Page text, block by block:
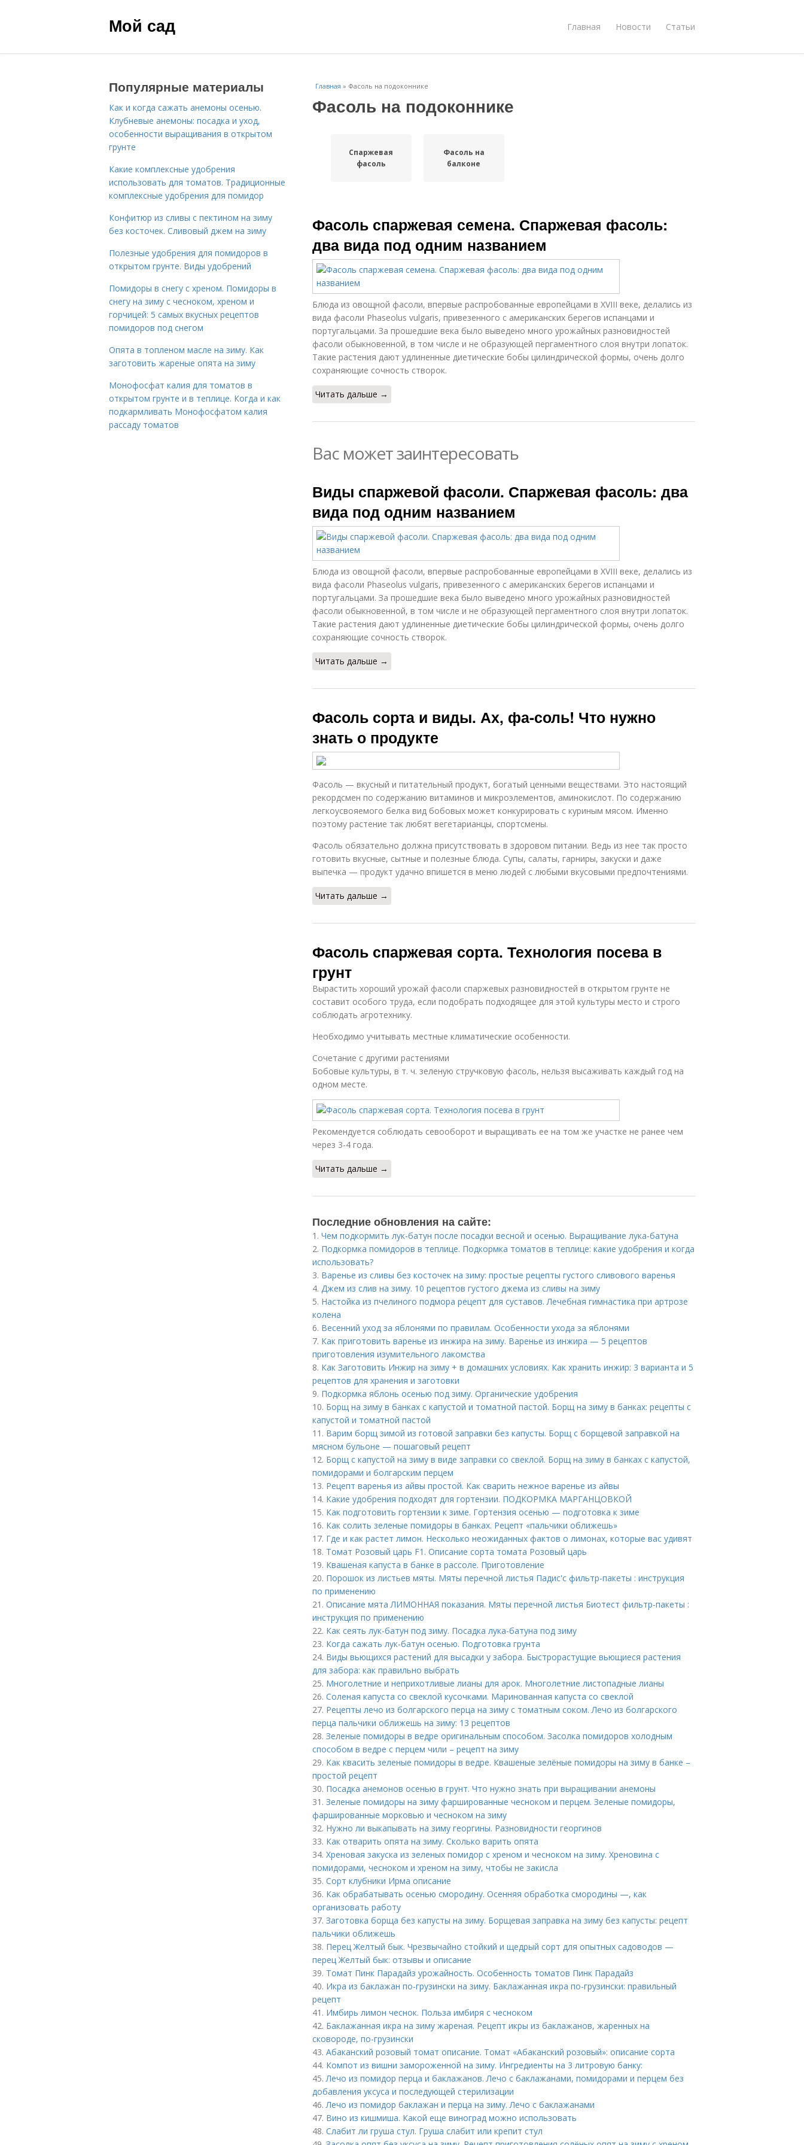
Мой сад Главная Новости Статьи
Главная » Фасоль на подоконнике
Фасоль на подоконнике
Спаржевая
фасоль
Фасоль на
балконе
Фасоль спаржевая семена. Спаржевая фасоль:
два вида под одним названием
Блюда из овощной фасоли, впервые распробованные европейцами в XVIII веке, делались из
вида фасоли Phaseolus vulgaris, привезенного с американских берегов испанцами и
португальцами. За прошедшие века было выведено много урожайных разновидностей
фасоли обыкновенной, в том числе и не образующей пергаментного слоя внутри лопаток.
Такие растения дают удлиненные диетические бобы цилиндрической формы, очень долго
сохраняющие сочность створок.
Читать дальше →
Вас может заинтересовать
Виды спаржевой фасоли. Спаржевая фасоль: два
вида под одним названием
Блюда из овощной фасоли, впервые распробованные европейцами в XVIII веке, делались из
вида фасоли Phaseolus vulgaris, привезенного с американских берегов испанцами и
португальцами. За прошедшие века было выведено много урожайных разновидностей
фасоли обыкновенной, в том числе и не образующей пергаментного слоя внутри лопаток.
Такие растения дают удлиненные диетические бобы цилиндрической формы, очень долго
сохраняющие сочность створок.
Читать дальше →
Фасоль сорта и виды. Ах, фа-соль! Что нужно
знать о продукте
Фасоль — вкусный и питательный продукт, богатый ценными веществами. Это настоящий
рекордсмен по содержанию витаминов и микроэлементов, аминокислот. По содержанию
легкоусвояемого белка вид бобовых может конкурировать с куриным мясом. Именно
поэтому растение так любят вегетарианцы, спортсмены.
Фасоль обязательно должна присутствовать в здоровом питании. Ведь из нее так просто
готовить вкусные, сытные и полезные блюда. Супы, салаты, гарниры, закуски и даже
выпечка — продукт удачно впишется в меню людей с любыми вкусовыми предпочтениями.
Читать дальше →
Фасоль спаржевая сорта. Технология посева в
грунт
Вырастить хороший урожай фасоли спаржевых разновидностей в открытом грунте не
составит особого труда, если подобрать подходящее для этой культуры место и строго
соблюдать агротехнику.
Необходимо учитывать местные климатические особенности.
Сочетание с другими растениями
Бобовые культуры, в т. ч. зеленую стручковую фасоль, нельзя высаживать каждый год на
одном месте.
Рекомендуется соблюдать севооборот и выращивать ее на том же участке не ранее чем
через 3-4 года.
Читать дальше →
Последние обновления на сайте:
1. Чем подкормить лук-батун после посадки весной и осенью. Выращивание лука-батуна
2. Подкормка помидоров в теплице. Подкормка томатов в теплице: какие удобрения и когда
использовать?
3. Варенье из сливы без косточек на зиму: простые рецепты густого сливового варенья
4. Джем из слив на зиму. 10 рецептов густого джема из сливы на зиму
5. Настойка из пчелиного подмора рецепт для суставов. Лечебная гимнастика при артрозе
колена
6. Весенний уход за яблонями по правилам. Особенности ухода за яблонями
7. Как приготовить варенье из инжира на зиму. Варенье из инжира — 5 рецептов
приготовления изумительного лакомства
8. Как Заготовить Инжир на зиму + в домашних условиях. Как хранить инжир: 3 варианта и 5
рецептов для хранения и заготовки
9. Подкормка яблонь осенью под зиму. Органические удобрения
10. Борщ на зиму в банках с капустой и томатной пастой. Борщ на зиму в банках: рецепты с
капустой и томатной пастой
11. Варим борщ зимой из готовой заправки без капусты. Борщ с борщевой заправкой на
мясном бульоне — пошаговый рецепт
12. Борщ с капустой на зиму в виде заправки со свеклой. Борщ на зиму в банках с капустой,
помидорами и болгарским перцем
13. Рецепт варенья из айвы простой. Как сварить нежное варенье из айвы
14. Какие удобрения подходят для гортензии. ПОДКОРМКА МАРГАНЦОВКОЙ
15. Как подготовить гортензии к зиме. Гортензия осенью — подготовка к зиме
16. Как солить зеленые помидоры в банках. Рецепт «пальчики оближешь»
17. Где и как растет лимон. Несколько неожиданных фактов о лимонах, которые вас удивят
18. Томат Розовый царь F1. Описание сорта томата Розовый царь
19. Квашеная капуста в банке в рассоле. Приготовление
20. Порошок из листьев мяты. Мяты перечной листья Падис'с фильтр-пакеты : инструкция
по применению
21. Описание мята ЛИМОННАЯ показания. Мяты перечной листья Биотест фильтр-пакеты :
инструкция по применению
22. Как сеять лук-батун под зиму. Посадка лука-батуна под зиму
23. Когда сажать лук-батун осенью. Подготовка грунта
24. Виды вьющихся растений для высадки у забора. Быстрорастущие вьющиеся растения
для забора: как правильно выбрать
25. Многолетние и неприхотливые лианы для арок. Многолетние листопадные лианы
26. Соленая капуста со свеклой кусочками. Маринованная капуста со свеклой
27. Рецепты лечо из болгарского перца на зиму с томатным соком. Лечо из болгарского
перца пальчики оближешь на зиму: 13 рецептов
28. Зеленые помидоры в ведре оригинальным способом. Засолка помидоров холодным
способом в ведре с перцем чили – рецепт на зиму
29. Как квасить зеленые помидоры в ведре. Квашеные зелёные помидоры на зиму в банке –
простой рецепт
30. Посадка анемонов осенью в грунт. Что нужно знать при выращивании анемоны
31. Зеленые помидоры на зиму фаршированные чесноком и перцем. Зеленые помидоры,
фаршированные морковью и чесноком на зиму
32. Нужно ли выкапывать на зиму георгины. Разновидности георгинов
33. Как отварить опята на зиму. Сколько варить опята
34. Хреновая закуска из зеленых помидор с хреном и чесноком на зиму. Хреновина с
помидорами, чесноком и хреном на зиму, чтобы не закисла
35. Сорт клубники Ирма описание
36. Как обрабатывать осенью смородину. Осенняя обработка смородины —, как
организовать работу
37. Заготовка борща без капусты на зиму. Борщевая заправка на зиму без капусты: рецепт
пальчики оближешь
38. Перец Желтый бык. Чрезвычайно стойкий и щедрый сорт для опытных садоводов —
перец Желтый бык: отзывы и описание
39. Томат Пинк Парадайз урожайность. Особенность томатов Пинк Парадайз
40. Икра из баклажан по-грузински на зиму. Баклажанная икра по-грузински: правильный
рецепт
41. Имбирь лимон чеснок. Польза имбиря с чесноком
42. Баклажанная икра на зиму жареная. Рецепт икры из баклажанов, жаренных на
сковороде, по-грузински
43. Абаканский розовый томат описание. Томат «Абаканский розовый»: описание сорта
44. Компот из вишни замороженной на зиму. Ингредиенты на 3 литровую банку:
45.Лечо из помидор перца и баклажанов. Лечо с баклажанами, помидорами и перцем без
добавления уксуса и последующей стерилизации
46.Лечо из помидор баклажан и перца на зиму. Лечо с баклажанами
47. Вино из кишмиша. Какой еще виноград можно использовать
48. Слабит ли груша стул. Груша слабит или крепит стул
Популярные материалы
Как и когда сажать анемоны осенью.
Клубневые анемоны: посадка и уход,
особенности выращивания в открытом
грунте
Какие комплексные удобрения
использовать для томатов. Традиционные
комплексные удобрения для помидор
Конфитюр из сливы с пектином на зиму
без косточек. Сливовый джем на зиму
Полезные удобрения для помидоров в
открытом грунте. Виды удобрений
Помидоры в снегу с хреном. Помидоры в
снегу на зиму с чесноком, хреном и
горчицей: 5 самых вкусных рецептов
помидоров под снегом
Опята в топленом масле на зиму. Как
заготовить жареные опята на зиму
Монофосфат калия для томатов в
открытом грунте и в теплице. Когда и как
подкармливать Монофосфатом калия
рассаду томатов